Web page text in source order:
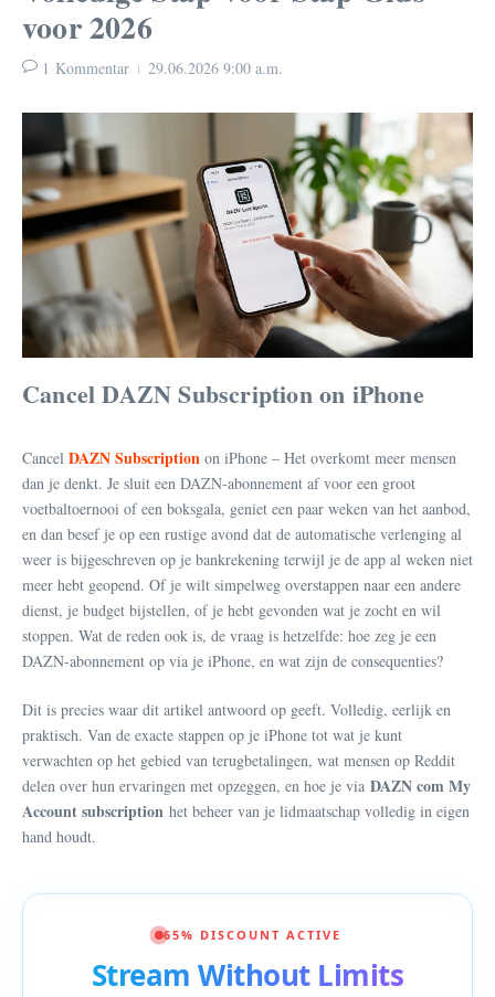
voor 2026
1 Kommentar 29.06.2026 9:00 a.m.
Cancel DAZN Subscription on iPhone
Cancel DAZN Subscription on iPhone – Het overkomt meer mensen
dan je denkt. Je sluit een DAZN-abonnement af voor een groot
voetbaltoernooi of een boksgala, geniet een paar weken van het aanbod,
en dan besef je op een rustige avond dat de automatische verlenging al
weer is bijgeschreven op je bankrekening terwijl je de app al weken niet
meer hebt geopend. Of je wilt simpelweg overstappen naar een andere
dienst, je budget bijstellen, of je hebt gevonden wat je zocht en wil
stoppen. Wat de reden ook is, de vraag is hetzelfde: hoe zeg je een
DAZN-abonnement op via je iPhone, en wat zijn de consequenties?
Dit is precies waar dit artikel antwoord op geeft. Volledig, eerlijk en
praktisch. Van de exacte stappen op je iPhone tot wat je kunt
verwachten op het gebied van terugbetalingen, wat mensen op Reddit
delen over hun ervaringen met opzeggen, en hoe je via DAZN com My
Account subscription het beheer van je lidmaatschap volledig in eigen
hand houdt.
65% DISCOUNT ACTIVE
Stream Without Limits